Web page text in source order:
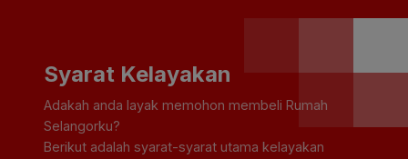
Syarat Kelayakan
Adakah anda layak memohon membeli Rumah
Selangorku?
Berikut adalah syarat-syarat utama kelayakan